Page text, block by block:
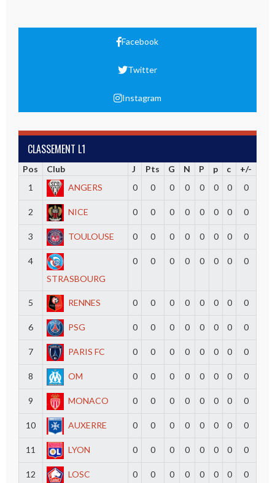
Facebook
Twitter
Instagram
CLASSEMENT L1
Pos Club J Pts G N P p c
+/-
1
ANGERS 0 0 0 0 0 0 0 0
2 NICE 0 0 0 0 0 0 0 0
3 TOULOUSE 0 0 0 0 0 0 0 0
4
STRASBOURG
0 0 0 0 0 0 0 0
5 RENNES 0 0 0 0 0 0 0 0
6 PSG 0 0 0 0 0 0 0 0
7 PARIS FC 0 0 0 0 0 0 0 0
8 OM 0 0 0 0 0 0 0 0
9 MONACO 0 0 0 0 0 0 0 0
10 AUXERRE 0 0 0 0 0 0 0 0
11 LYON 0 0 0 0 0 0 0 0
12 LOSC 0 0 0 0 0 0 0 0